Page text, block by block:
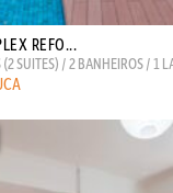
REFO...
SUITES) / 2 BANHEIROS / 1